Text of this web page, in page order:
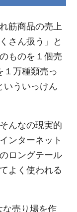
筋商品の売上
さん扱う」と
ものを１個売
１万種類売っ
いういっけん
んなの現実的
ンターネット
ロングテール
よく使われる
な売り場を作